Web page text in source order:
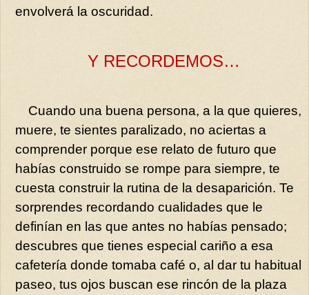
envolverá la oscuridad.
Y RECORDEMOS…
Cuando una buena persona, a la que quieres,
muere, te sientes paralizado, no aciertas a
comprender porque ese relato de futuro que
habías construido se rompe para siempre, te
cuesta construir la rutina de la desaparición. Te
sorprendes recordando cualidades que le
definían en las que antes no habías pensado;
descubres que tienes especial cariño a esa
cafetería donde tomaba café o, al dar tu habitual
paseo, tus ojos buscan ese rincón de la plaza